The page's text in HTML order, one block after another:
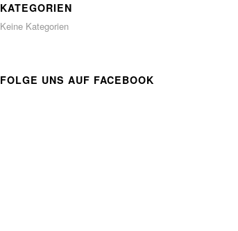
KATEGORIEN
Keine Kategorien
FOLGE UNS AUF FACEBOOK